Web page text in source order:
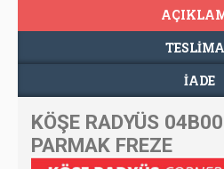
İADE
KÖŞE RADYÜS
PARMAK FREZE